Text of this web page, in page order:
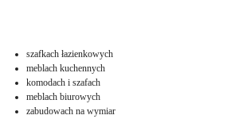
szafkach łazienkowych
meblach kuchennych
komodach i szafach
meblach biurowych
zabudowach na wymiar